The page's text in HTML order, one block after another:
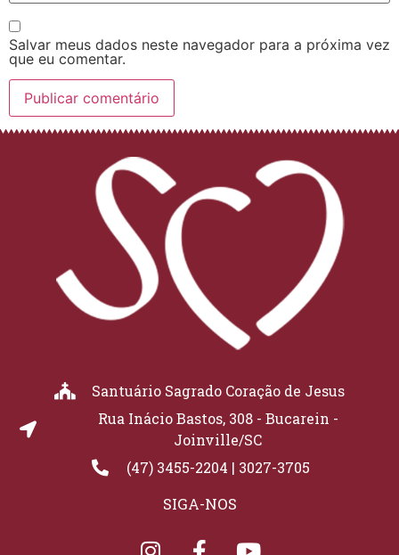
Salvar meus dados neste navegador para a próxima vez
que eu comentar.
Santuário Sagrado Coração de Jesus
Rua Inácio Bastos, 308 - Bucarein -
Joinville/SC
(47) 3455-2204 | 3027-3705
SIGA-NOS